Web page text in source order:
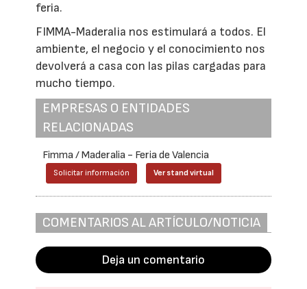
feria.
FIMMA-Maderalia nos estimulará a todos. El
ambiente, el negocio y el conocimiento nos
devolverá a casa con las pilas cargadas para
mucho tiempo.
EMPRESAS O ENTIDADES
RELACIONADAS
Fimma / Maderalia - Feria de Valencia
Solicitar información Ver stand virtual
COMENTARIOS AL ARTÍCULO/NOTICIA
Deja un comentario